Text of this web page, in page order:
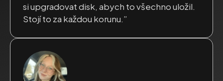
si upgradovat disk, abych to všechno uložil.
Stojí to za každou korunu.”